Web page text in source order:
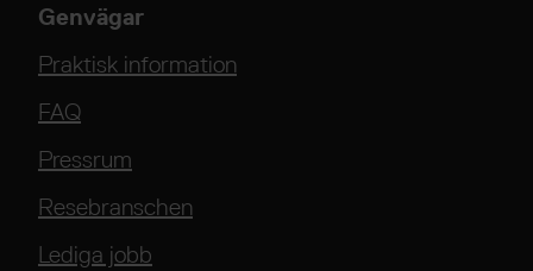
Genvägar
Praktisk information
FAQ
Pressrum
Resebranschen
Lediga jobb